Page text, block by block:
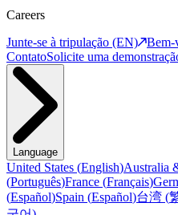
Careers
Junte-se à tripulação (EN)
Bem-
ContatoSolicite uma
Language
United States (English)Australia
(Português)France (Français)
(Español)Spain (Español)台湾 (